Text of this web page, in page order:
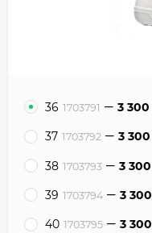
36 1703791 3 300
37 1703792 3 300
38 1703793 3 300
39 1703794 3 300
40 1703795 3 300